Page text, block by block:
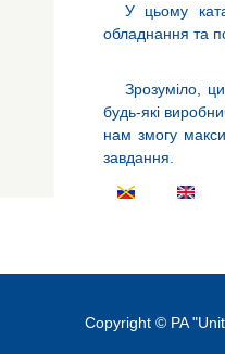
У цьому
обладнання та
Зрозуміло,
будь-які
нам змогу
завдання.
Copyright © PA